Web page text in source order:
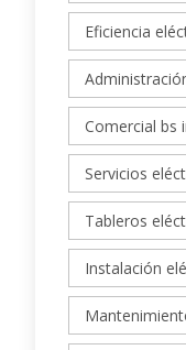
Eficiencia
Comercial bs
Servicios
Tableros
Instalación